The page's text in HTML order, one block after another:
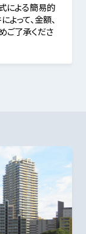
による簡易的
って、金額、
ご了承くださ